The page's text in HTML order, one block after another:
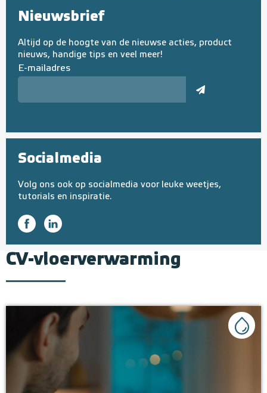
Lees meer »
Nieuwsbrief
Altijd op de hoogte van de nieuwse acties, product
nieuws, handige tips en veel meer!
E-mailadres
Socialmedia
Volg ons ook op socialmedia voor leuke weetjes,
tutorials en inspiratie.
CV-vloerverwarming